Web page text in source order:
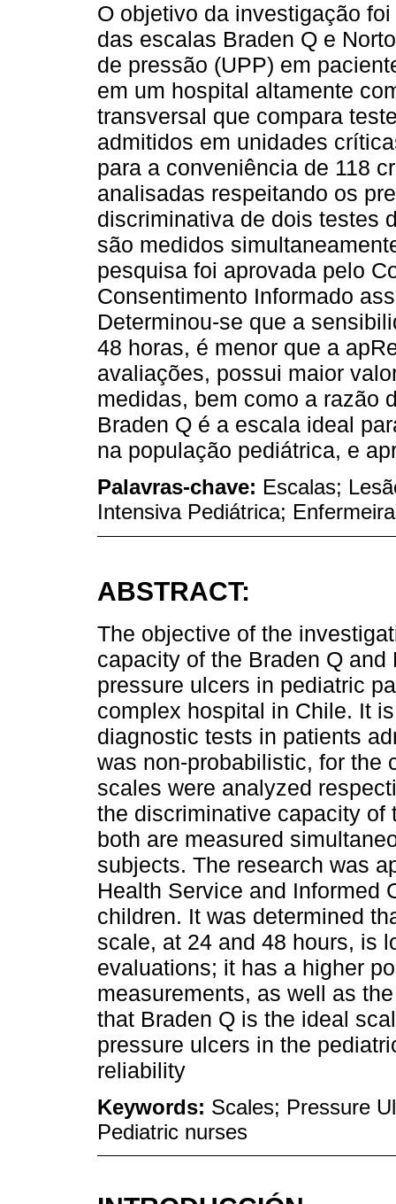
O objetivo da investigação
das escalas Braden Q e
de pressão (UPP) em
em um hospital altamente
transversal que compara
admitidos em unidades
para a conveniência de 118
analisadas respeitando os
discriminativa de dois testes
são medidos
pesquisa foi aprovada pelo
Consentimento Informado
Determinou-se que a
48 horas, é menor que a
avaliações, possui maior
medidas, bem como a razão
Braden Q é a escala ideal
na população pediátrica, e
Palavras-chave: Escalas;
Intensiva Pediátrica;
ABSTRACT:
The objective of the
capacity of the Braden Q
pressure ulcers in pediatric
complex hospital in Chile. It
diagnostic tests in patients
was non-probabilistic, for the
scales were analyzed
the discriminative capacity
both are measured
subjects. The research was
Health Service and Informed
children. It was determined
scale, at 24 and 48 hours, is
evaluations; it has a higher
measurements, as well as
that Braden Q is the ideal
pressure ulcers in the
reliability
Keywords: Scales; Pressure
Pediatric nurses